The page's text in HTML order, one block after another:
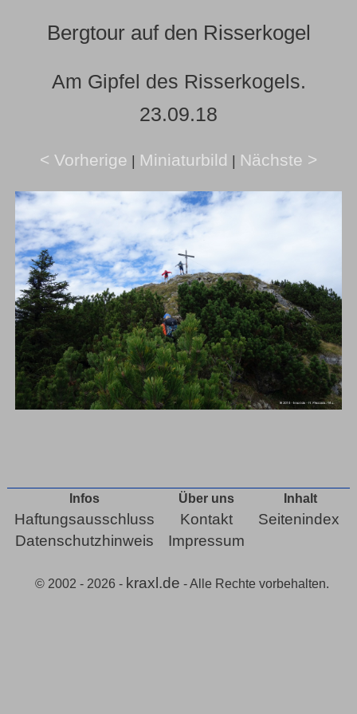
Bergtour auf den Risserkogel
Am Gipfel des Risserkogels.
23.09.18
< Vorherige | Miniaturbild | Nächste >
Infos
Haftungsausschluss
Datenschutzhinweis
Über uns
Kontakt
Impressum
Inhalt
Seitenindex
© 2002 - 2026 - kraxl.de - Alle Rechte vorbehalten.